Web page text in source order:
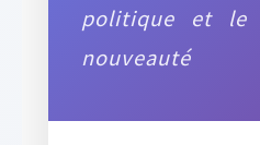
politique et le
nouveauté